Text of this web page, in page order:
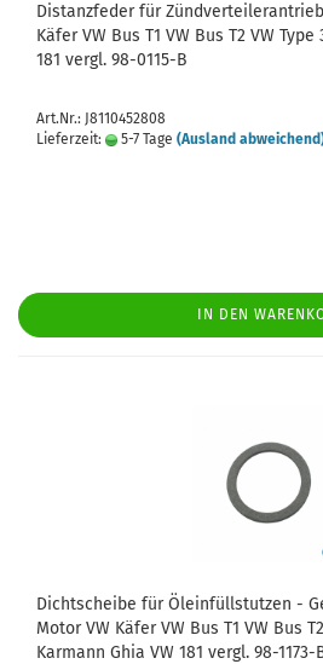
Distanzfeder für
Käfer VW Bus T1 VW Bus T2 VW
181 vergl. 98-0115-B
Art.Nr.: J8110452808
Lieferzeit:
5-7 Tage (Ausland
IN DEN
Dichtscheibe für Öleinfüllstutzen -
Motor VW Käfer VW Bus T1 VW Bus
Karmann Ghia VW 181 vergl. 98-1173-